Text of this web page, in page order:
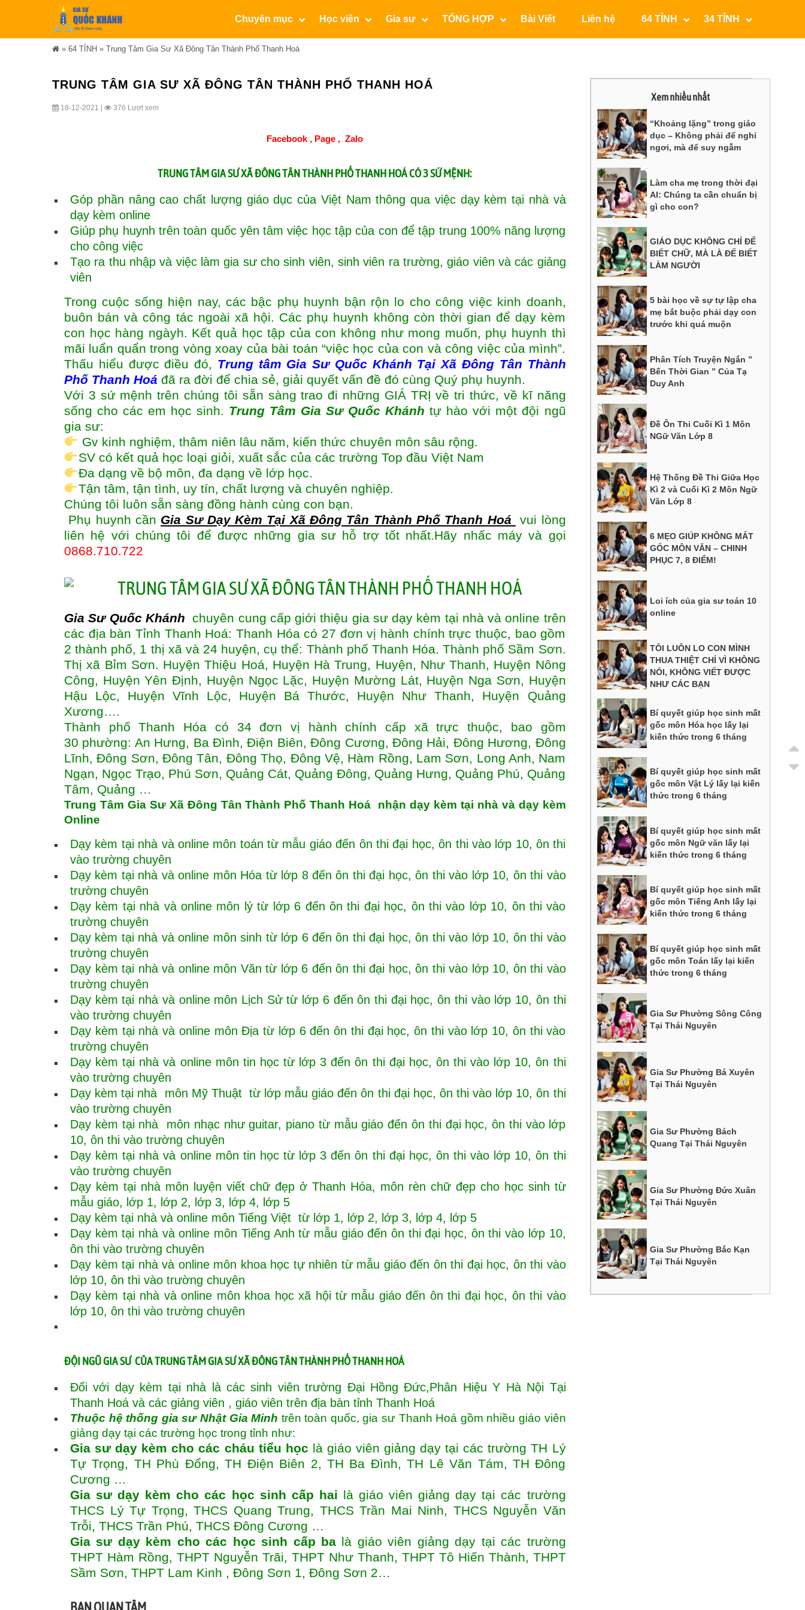
Chuyên mục Học viên Gia sư TỔNG HỢP Bài Viết Liên hệ 64 TỈNH 34 TỈNH
» 64 TỈNH » Trung Tâm Gia Sư Xã Đông Tân Thành Phố Thanh Hoá
TRUNG TÂM GIA SƯ XÃ ĐÔNG TÂN THÀNH PHỐ THANH HOÁ
18-12-2021 | 376 Lượt xem
Facebook , Page ,Zalo
TRUNG TÂM GIA SƯ XÃ ĐÔNG TÂN THÀNH PHỐ THANH HOÁ CÓ 3 SỨ MỆNH:
Góp phần nâng cao chất lượng giáo dục của Việt Nam thông qua việc dạy kèm tại nhà và
dạy kèm online
Giúp phụ huynh trên toàn quốc yên tâm việc học tập của con để tập trung 100% năng lượng
cho công việc
Tạo ra thu nhập và việc làm gia sư cho sinh viên, sinh viên ra trường, giáo viên và các giảng
viên
Trong cuộc sống hiện nay, các bậc phụ huynh bận rộn lo cho công việc kinh doanh,
buôn bán và công tác ngoài xã hội. Các phụ huynh không còn thời gian để dạy kèm
con học hàng ngàyh. Kết quả học tập của con không như mong muốn, phụ huynh thì
mãi luẩn quẩn trong vòng xoay của bài toán “việc học của con và công việc của mình”.
Thấu hiểu được điều đó, Trung tâm Gia Sư Quốc Khánh Tại Xã Đông Tân Thành
Phố Thanh Hoá đã ra đời để chia sẻ, giải quyết vấn đề đó cùng Quý phụ huynh.
Với 3 sứ mệnh trên chúng tôi sẵn sàng trao đi những GIÁ TRỊ về tri thức, về kĩ năng
sống cho các em học sinh. Trung Tâm Gia Sư Quốc Khánh tự hào với một đội ngũ
gia sư:
Gv kinh nghiệm, thâm niên lâu năm, kiến thức chuyên môn sâu rộng.
SV có kết quả học loại giỏi, xuất sắc của các trường Top đầu Việt Nam
Đa dạng về bộ môn, đa dạng về lớp học.
Tận tâm, tận tình, uy tín, chất lượng và chuyên nghiệp.
Chúng tôi luôn sẵn sàng đồng hành cùng con bạn.
Phụ huynh cần Gia Sư Dạy Kèm Tại Xã Đông Tân Thành Phố Thanh Hoá
vui lòng
liên hệ với chúng tôi để được những gia sư hỗ trợ tốt nhất.Hãy nhấc máy và gọi
0868.710.722
Gia Sư Quốc Khánh chuyên cung cấp giới thiệu gia sư dạy kèm tại nhà và online trên
các địa bàn Tỉnh Thanh Hoá: Thanh Hóa có 27 đơn vị hành chính trực thuộc, bao gồm
2 thành phố, 1 thị xã và 24 huyện, cụ thể: Thành phố Thanh Hóa. Thành phố Sầm Sơn.
Thị xã Bỉm Sơn. Huyện Thiệu Hoá, Huyện Hà Trung, Huyện, Như Thanh, Huyện Nông
Công, Huyện Yên Định, Huyện Ngọc Lặc, Huyện Mường Lát, Huyện Nga Sơn, Huyện
Hậu Lộc, Huyện Vĩnh Lộc, Huyện Bá Thước, Huyện Như Thanh, Huyện Quảng
Xương….
Thành phố Thanh Hóa có 34 đơn vị hành chính cấp xã trực thuộc, bao gồm
30 phường: An Hưng, Ba Đình, Điện Biên, Đông Cương, Đông Hải, Đông Hương, Đông
Lĩnh, Đông Sơn, Đông Tân, Đông Thọ, Đông Vệ, Hàm Rồng, Lam Sơn, Long Anh, Nam
Ngạn, Ngọc Trạo, Phú Sơn, Quảng Cát, Quảng Đông, Quảng Hưng, Quảng Phú, Quảng
Tâm, Quảng …
Trung Tâm Gia Sư Xã Đông Tân Thành Phố Thanh Hoá nhận dạy kèm tại nhà và dạy kèm
Online
Dạy kèm tại nhà và online môn toán từ mẫu giáo đến ôn thi đại học, ôn thi vào lớp 10, ôn thi
vào trường chuyên
Dạy kèm tại nhà và online môn Hóa từ lớp 8 đến ôn thi đại học, ôn thi vào lớp 10, ôn thi vào
trường chuyên
Dạy kèm tại nhà và online môn lý từ lớp 6 đến ôn thi đại học, ôn thi vào lớp 10, ôn thi vào
trường chuyên
Dạy kèm tại nhà và online môn sinh từ lớp 6 đến ôn thi đại học, ôn thi vào lớp 10, ôn thi vào
trường chuyên
Dạy kèm tại nhà và online môn Văn từ lớp 6 đến ôn thi đại học, ôn thi vào lớp 10, ôn thi vào
trường chuyên
Dạy kèm tại nhà và online môn Lịch Sử từ lớp 6 đến ôn thi đại học, ôn thi vào lớp 10, ôn thi
vào trường chuyên
Dạy kèm tại nhà và online môn Địa từ lớp 6 đến ôn thi đại học, ôn thi vào lớp 10, ôn thi vào
trường chuyên
Dạy kèm tại nhà và online môn tin học từ lớp 3 đến ôn thi đại học, ôn thi vào lớp 10, ôn thi
vào trường chuyên
Dạy kèm tại nhà môn Mỹ Thuật từ lớp mẫu giáo đến ôn thi đại học, ôn thi vào lớp 10, ôn thi
vào trường chuyên
Dạy kèm tại nhà môn nhạc như guitar, piano từ mẫu giáo đến ôn thi đại học, ôn thi vào lớp
10, ôn thi vào trường chuyên
Dạy kèm tại nhà và online môn tin học từ lớp 3 đến ôn thi đại học, ôn thi vào lớp 10, ôn thi
vào trường chuyên
Dạy kèm tại nhà môn luyện viết chữ đẹp ở Thanh Hóa, môn rèn chữ đẹp cho học sinh từ
mẫu giáo, lớp 1, lớp 2, lớp 3, lớp 4, lớp 5
Dạy kèm tại nhà và online môn Tiếng Việt từ lớp 1, lớp 2, lớp 3, lớp 4, lớp 5
Dạy kèm tại nhà và online môn Tiếng Anh từ mẫu giáo đến ôn thi đại học, ôn thi vào lớp 10,
ôn thi vào trường chuyên
Dạy kèm tại nhà và online môn khoa học tự nhiên từ mẫu giáo đến ôn thi đại học, ôn thi vào
lớp 10, ôn thi vào trường chuyên
Dạy kèm tại nhà và online môn khoa học xã hội từ mẫu giáo đến ôn thi đại học, ôn thi vào
lớp 10, ôn thi vào trường chuyên
ĐỘI NGŨ GIA SƯ CỦA TRUNG TÂM GIA SƯ XÃ ĐÔNG TÂN THÀNH PHỐ THANH HOÁ
Đối với dạy kèm tại nhà là các sinh viên trường Đại Hồng Đức,Phân Hiệu Y Hà Nội Tại
Thanh Hoá và các giảng viên , giáo viên trên địa bàn tỉnh Thanh Hoá
Thuộc hệ thống gia sư Nhật Gia Minh trên toàn quốc, gia sư Thanh Hoá gồm nhiều giáo viên
giảng dạy tại các trường học trong tỉnh như:
Gia sư dạy kèm cho các cháu tiểu học là giáo viên giảng dạy tại các trường TH Lý
Tự Trọng, TH Phù Đổng, TH Điện Biên 2, TH Ba Đình, TH Lê Văn Tám, TH Đông
Cương …
Gia sư dạy kèm cho các học sinh cấp hai là giáo viên giảng dạy tại các trường
THCS Lý Tự Trọng, THCS Quang Trung, THCS Trần Mai Ninh, THCS Nguyễn Văn
Trỗi, THCS Trần Phú, THCS Đông Cương …
Gia sư dạy kèm cho các học sinh cấp balà giáo viên giảng dạy tại các trường
THPT Hàm Rồng, THPT Nguyễn Trãi, THPT Như Thanh, THPT Tô Hiến Thành, THPT
Sầm Sơn, THPT Lam Kinh , Đông Sơn 1, Đông Sơn 2…
Xem nhiều nhất
“Khoảng lặng” trong giáo
dục – Không phải để nghỉ
ngơi, mà để suy ngẫm
Làm cha mẹ trong thời đại
AI: Chúng ta cần chuẩn bị
gì cho con?
GIÁO DỤC KHÔNG CHỈ ĐỂ
BIẾT CHỮ, MÀ LÀ ĐỂ BIẾT
LÀM NGƯỜI
5 bài học về sự tự lập cha
mẹ bắt buộc phải dạy con
trước khi quá muộn
Phân Tích Truyện Ngắn ”
Bến Thời Gian ” Của Tạ
Duy Anh
Đề Ôn Thi Cuối Kì 1 Môn
NGữ Văn Lớp 8
Hệ Thống Đề Thi Giữa Học
Kì 2 và Cuối Kì 2 Môn Ngữ
Văn Lớp 8
6 MẸO GIÚP KHÔNG MẤT
GỐC MÔN VĂN – CHINH
PHỤC 7, 8 ĐIỂM!
Loi ích của gia sư toán 10
online
TÔI LUÔN LO CON MÌNH
THUA THIỆT CHỈ VÌ KHÔNG
NÓI, KHÔNG VIẾT ĐƯỢC
NHƯ CÁC BẠN
Bí quyết giúp học sinh mất
gốc môn Hóa học lấy lại
kiến thức trong 6 tháng
Bí quyết giúp học sinh mất
gốc môn Vật Lý lấy lại kiến
thức trong 6 tháng
Bí quyết giúp học sinh mất
gốc môn Ngữ văn lấy lại
kiến thức trong 6 tháng
Bí quyết giúp học sinh mất
gốc môn Tiếng Anh lấy lại
kiến thức trong 6 tháng
Bí quyết giúp học sinh mất
gốc môn Toán lấy lại kiến
thức trong 6 tháng
Gia Sư Phường Sông Công
Tại Thái Nguyên
Gia Sư Phường Bá Xuyên
Tại Thái Nguyên
Gia Sư Phường Bách
Quang Tại Thái Nguyên
Gia Sư Phường Đức Xuân
Tại Thái Nguyên
Gia Sư Phường Bắc Kạn
Tại Thái Nguyên